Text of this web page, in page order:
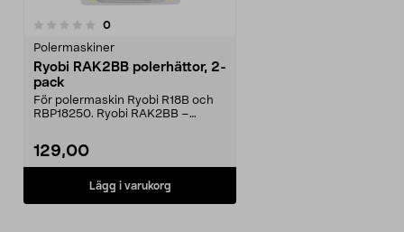
0recensioner
Polermaskiner
Ryobi RAK2BB polerhättor, 2-
pack
För polermaskin Ryobi R18B och
RBP18250. Ryobi RAK2BB –
129,00
Lägg i varukorg